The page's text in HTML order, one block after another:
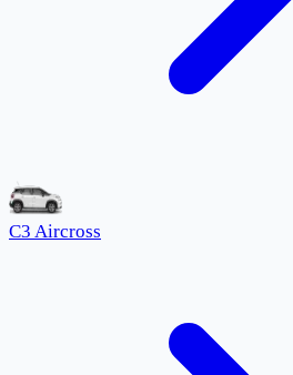
C3 Aircross